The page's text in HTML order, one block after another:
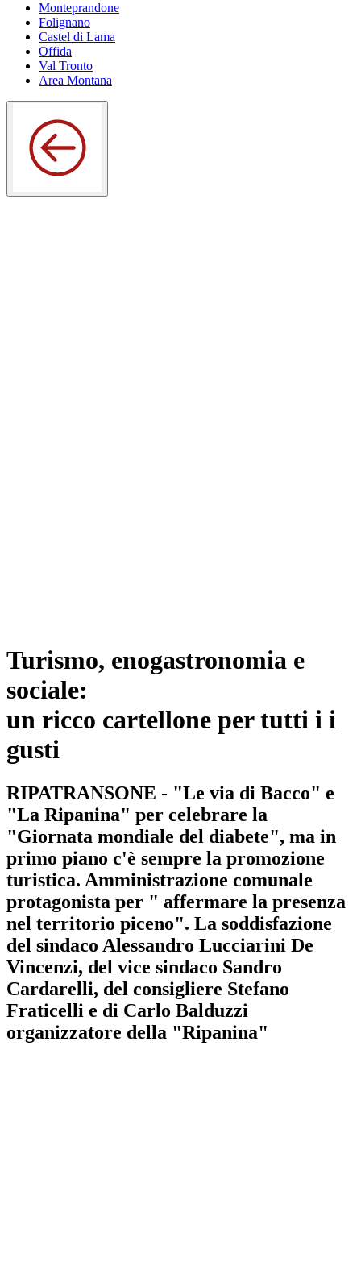
Monteprandone
Folignano
Castel di Lama
Offida
Val Tronto
Area Montana
Turismo, enogastronomia e
sociale:
un ricco cartellone per tutti i i
gusti
RIPATRANSONE - "Le via di Bacco" e
"La Ripanina" per celebrare la
"Giornata mondiale del diabete", ma in
primo piano c'è sempre la promozione
turistica. Amministrazione comunale
protagonista per " affermare la presenza
nel territorio piceno". La soddisfazione
del sindaco Alessandro Lucciarini De
Vincenzi, del vice sindaco Sandro
Cardarelli, del consigliere Stefano
Fraticelli e di Carlo Balduzzi
organizzatore della "Ripanina"